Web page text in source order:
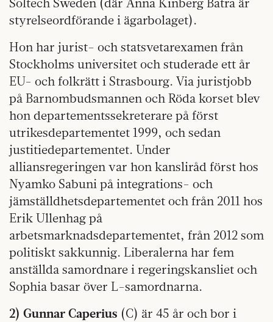
styrelseordförande i ägarbolaget).
Hon har jurist- och statsvetarexamen från
Stockholms universitet och studerade ett år
EU- och folkrätt i Strasbourg. Via juristjobb
på Barnombudsmannen och Röda korset blev
hon departementssekreterare på först
utrikesdepartementet 1999, och sedan
justitiedepartementet. Under
alliansregeringen var hon kansliråd först hos
Nyamko Sabuni på integrations- och
jämställdhetsdepartementet och från 2011 hos
Erik Ullenhag på
arbetsmarknadsdepartementet, från 2012 som
politiskt sakkunnig. Liberalerna har fem
anställda samordnare i regeringskansliet och
Sophia basar över L-samordnarna.
2) Gunnar Caperius (C) är 45 år och bor i